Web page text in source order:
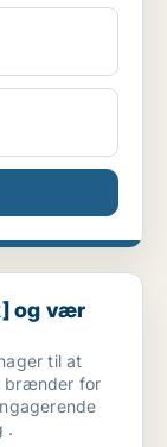
til at de...
og vær
til at
brænder for
.